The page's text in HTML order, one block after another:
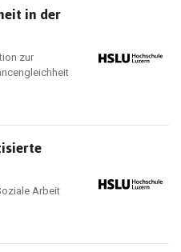
in der
zur
Arbeit